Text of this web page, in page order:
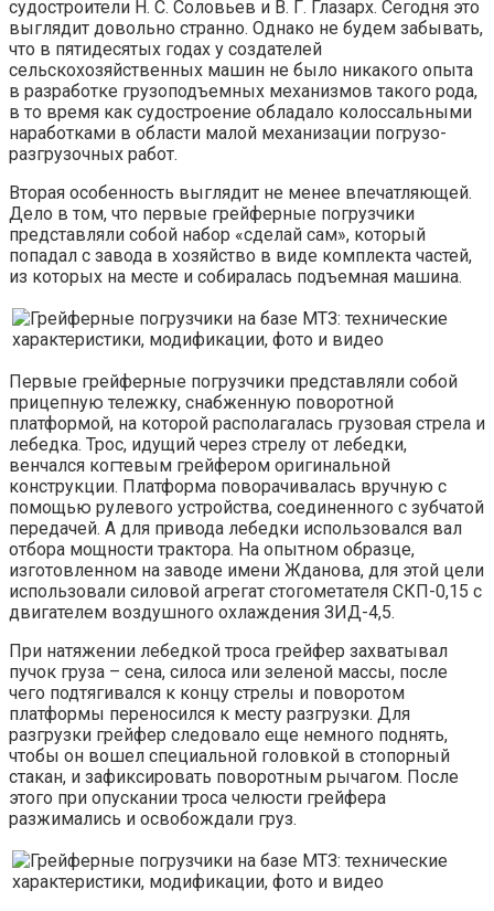
судостроители Н. С. Соловьев и В. Г. Глазарх. Сегодня это
выглядит довольно странно. Однако не будем забывать,
что в пятидесятых годах у создателей
сельскохозяйственных машин не было никакого опыта
в разработке грузоподъемных механизмов такого рода,
в то время как судостроение обладало колоссальными
наработками в области малой механизации погрузо-
разгрузочных работ.
Вторая особенность выглядит не менее впечатляющей.
Дело в том, что первые грейферные погрузчики
представляли собой набор «сделай сам», который
попадал с завода в хозяйство в виде комплекта частей,
из которых на месте и собиралась подъемная машина.
Первые грейферные погрузчики представляли собой
прицепную тележку, снабженную поворотной
платформой, на которой располагалась грузовая стрела и
лебедка. Трос, идущий через стрелу от лебедки,
венчался когтевым грейфером оригинальной
конструкции. Платформа поворачивалась вручную с
помощью рулевого устройства, соединенного с зубчатой
передачей. А для привода лебедки использовался вал
отбора мощности трактора. На опытном образце,
изготовленном на заводе имени Жданова, для этой цели
использовали силовой агрегат стогометателя СКП-0,15 с
двигателем воздушного охлаждения ЗИД-4,5.
При натяжении лебедкой троса грейфер захватывал
пучок груза – сена, силоса или зеленой массы, после
чего подтягивался к концу стрелы и поворотом
платформы переносился к месту разгрузки. Для
разгрузки грейфер следовало еще немного поднять,
чтобы он вошел специальной головкой в стопорный
стакан, и зафиксировать поворотным рычагом. После
этого при опускании троса челюсти грейфера
разжимались и освобождали груз.